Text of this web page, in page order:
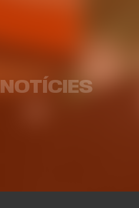
NOTÍCIES
partits amistosos